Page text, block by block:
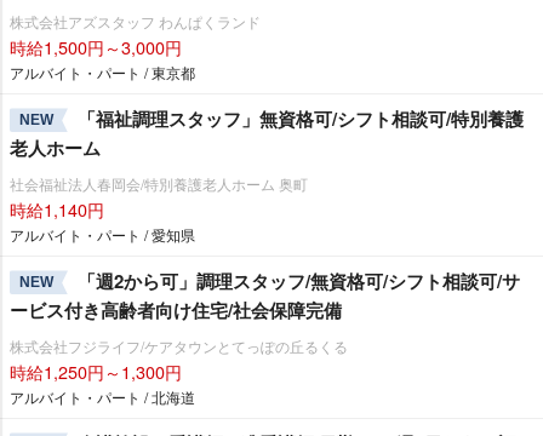
株式会社アズスタッフ わんぱくランド
時給1,500円～3,000円
アルバイト・パート / 東京都
NEW
「福祉調理スタッフ」無資格可/シフト相談可/特別養護
老人ホーム
社会福祉法人春岡会/特別養護老人ホーム 奥町
時給1,140円
アルバイト・パート / 愛知県
NEW
「週2から可」調理スタッフ/無資格可/シフト相談可/サ
ービス付き高齢者向け住宅/社会保障完備
株式会社フジライフ/ケアタウンとてっぽの丘るくる
時給1,250円～1,300円
アルバイト・パート / 北海道